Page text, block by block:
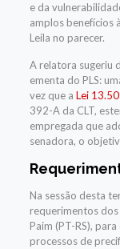
e da
amplos benefícios
Leila no parecer.
A relatora sugeriu
ementa do PLS:
vez que a Lei
392-A da CLT,
empregada que
senadora, o
Na sessão desta
requerimentos dos
Paim (PT-RS),
processos de